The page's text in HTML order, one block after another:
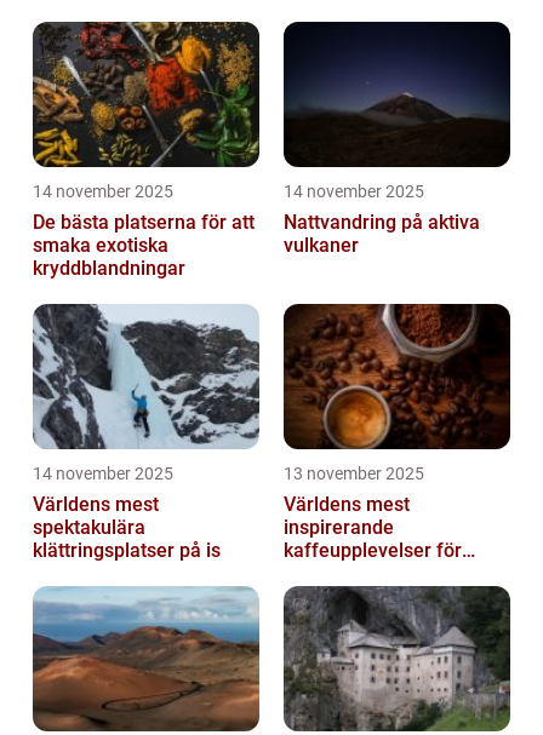
14 november 2025
De bästa platserna för att
smaka exotiska
kryddblandningar
14 november 2025
Nattvandring på aktiva
vulkaner
14 november 2025
Världens mest
spektakulära
klättringsplatser på is
13 november 2025
Världens mest
inspirerande
kaffeupplevelser för